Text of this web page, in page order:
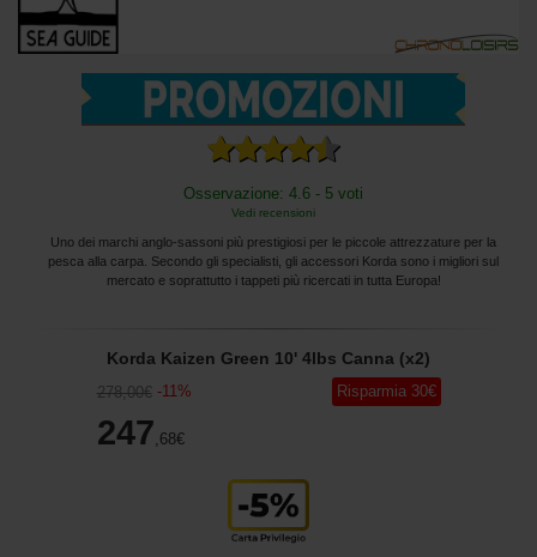
Osservazione: 4.6 - 5 voti
Vedi recensioni
Uno dei marchi anglo-sassoni più prestigiosi per le piccole attrezzature per la
pesca alla carpa. Secondo gli specialisti, gli accessori Korda sono i migliori sul
mercato e soprattutto i tappeti più ricercati in tutta Europa!
Korda Kaizen Green 10' 4lbs Canna (x2)
278,00€ -11%
247 ,68€
Risparmia 30€